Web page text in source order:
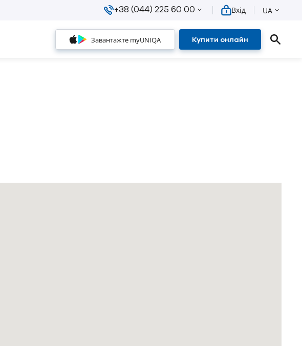
+38 (044) 225 60 00 Вхід UA
Завантажте myUNIQA Купити онлайн